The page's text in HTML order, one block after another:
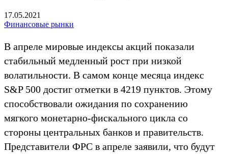
17.05.2021
Финансовые рынки
В апреле мировые индексы акций показали
стабильный медленный рост при низкой
волатильности. В самом конце месяца индекс
S&P 500 достиг отметки в 4219 пунктов. Этому
способствовали ожидания по сохранению
мягкого монетарно-фискального цикла со
стороны центральных банков и правительств.
Представители ФРС в апреле заявили, что будут